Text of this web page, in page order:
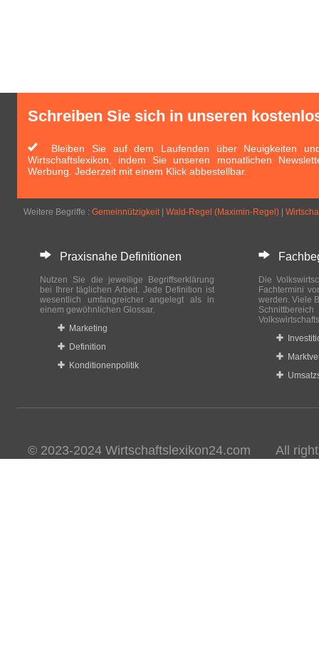
Schreiben Sie sich in unseren
Bleiben Sie auf dem Laufenden über Neuigkeiten
Wirtschaftslexikon, indem Sie unseren monatlichen
Werbung. Jederzeit mit einem Klick abbestellbar.
Weitere Begriffe : Gemeinnützigkeit| Wald-Regel (Maximin-Regel)
Praxisnahe Definitionen
Nutzen Sie die jeweilige Begriffserklärung
bei Ihrer täglichen Arbeit. Jede Definition ist
wesentlich umfangreicher angelegt als in
einem gewöhnlichen Glossar.
Marketing
Definition
Konditionenpolitik
Die
Fachtermini
werden. Viele
© 2023-2024 Wirtschaftslexikon24.com All